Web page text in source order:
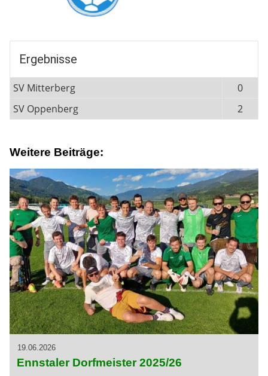
Ergebnisse
SV Mitterberg
0
SV Oppenberg
2
Weitere Beiträge:
19.06.2026
Ennstaler Dorfmeister 2025/26